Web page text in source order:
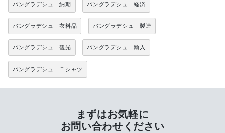
バングラデシュ 納期 バングラデシュ 経済
バングラデシュ 衣料品 バングラデシュ 製造
バングラデシュ 観光 バングラデシュ 輸入
バングラデシュ Ｔシャツ
まずはお気軽に
お問い合わせください